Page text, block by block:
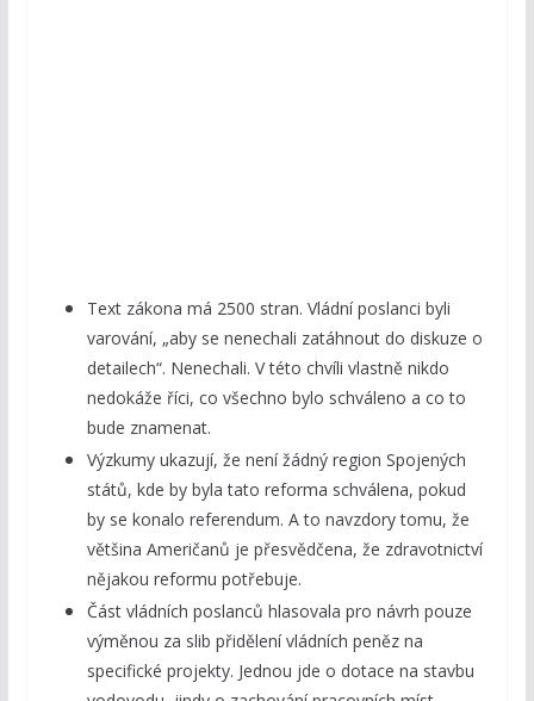
Text zákona má 2500 stran. Vládní poslanci byli
varování, „aby se nenechali zatáhnout do diskuze o
detailech“. Nenechali. V této chvíli vlastně nikdo
nedokáže říci, co všechno bylo schváleno a co to
bude znamenat.
Výzkumy ukazují, že není žádný region Spojených
států, kde by byla tato reforma schválena, pokud
by se konalo referendum. A to navzdory tomu, že
většina Američanů je přesvědčena, že zdravotnictví
nějakou reformu potřebuje.
Část vládních poslanců hlasovala pro návrh pouze
výměnou za slib přidělení vládních peněz na
specifické projekty. Jednou jde o dotace na stavbu